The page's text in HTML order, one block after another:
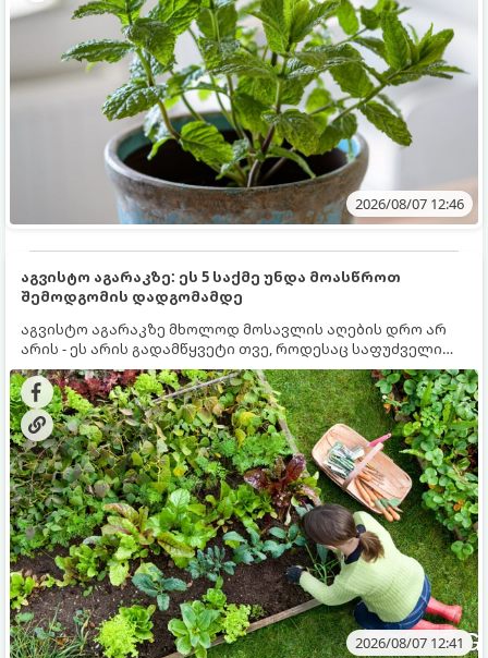
2026/08/07 12:46
აგვისტო აგარაკზე: ეს 5 საქმე უნდა მოასწროთ
შემოდგომის დადგომამდე
აგვისტო აგარაკზე მხოლოდ მოსავლის აღების დრო არ
არის - ეს არის გადამწყვეტი თვე, როდესაც საფუძველი
ეყრება მომავალი წლის მოსავალს და ბაღი მზადდება
შემოდგომა-ზამთრის სეზონისთვის. იმისათვის, რომ
ნიადაგმა ენერგია აღიდგინოს, ხოლო მცენარეებმა
ზამთარს გაუძლონ, აგვისტოს ბოლომდე 5
მნიშვნელოვანი საქმის გაკეთება უნდა მოასწროთ:
2026/08/07 12:41